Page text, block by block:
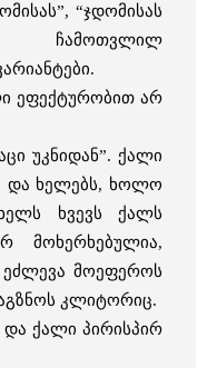
“ჯდომისას
ჩამოთვლილ
ეფექტურობით არ
უკნიდან”. ქალი
და ხელებს, ხოლო
ხვევს ქალს
მოხერხებულია,
ეძლევა მოეფეროს
კლიტორიც.
და ქალი პირისპირ